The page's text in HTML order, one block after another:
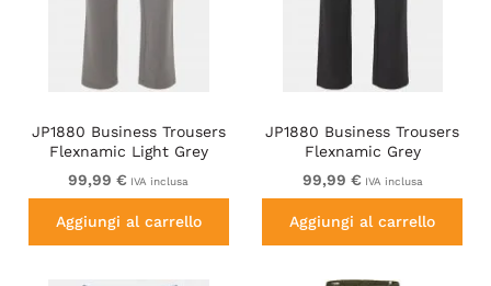
JP1880 Business Trousers
Flexnamic Light Grey
99,99 € IVA inclusa
Aggiungi al carrello
JP1880 Business Trousers
Flexnamic Grey
99,99 € IVA inclusa
Aggiungi al carrello